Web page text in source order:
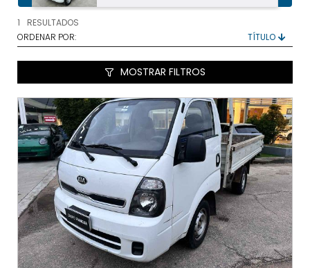
AUTOS Y SUV
PICKUP Y DOBLE CABINA
UTILITARIOS Y CAMIONES
VENDÉ
+598 91 372 694
1
RESULTADOS
ORDENAR POR:
MOSTRAR FILTROS